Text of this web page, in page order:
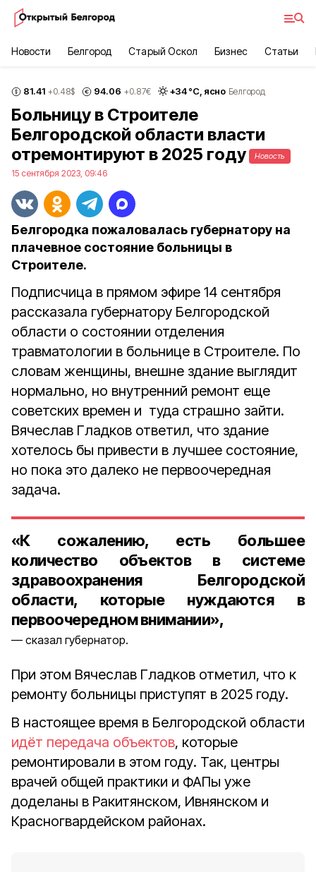
Новости Белгород Старый Оскол Бизнес Статьи
81.41 +0.48$ 94.06 +0.87€ +34°С, ясно Белгород
Больницу в Строителе
Белгородской области власти
отремонтируют в 2025 году
Новость
15 сентября 2023, 09:46
Белгородка пожаловалась губернатору на
плачевное состояние больницы в
Строителе.
Подписчица в прямом эфире 14 сентября
рассказала губернатору Белгородской
области о состоянии отделения
травматологии в больнице в Строителе. По
словам женщины, внешне здание выглядит
нормально, но внутренний ремонт еще
советских времен и туда страшно зайти.
Вячеслав Гладков ответил, что здание
хотелось бы привести в лучшее состояние,
но пока это далеко не первоочередная
задача.
«К сожалению, есть большее
количество объектов в системе
здравоохранения Белгородской
области, которые нуждаются в
первоочередном внимании»,
сказал губернатор.
При этом Вячеслав Гладков отметил, что к
ремонту больницы приступят в 2025 году.
В настоящее время в Белгородской области
идёт передача объектов, которые
ремонтировали в этом году. Так, центры
врачей общей практики и ФАПы уже
доделаны в Ракитянском, Ивнянском и
Красногвардейском районах.